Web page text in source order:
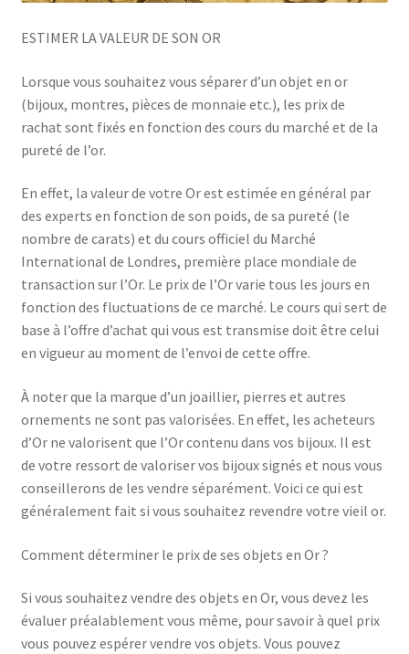
ESTIMER LA VALEUR DE SON OR
Lorsque vous souhaitez vous séparer d’un objet en or
(bijoux, montres, pièces de monnaie etc.), les prix de
rachat sont fixés en fonction des cours du marché et de la
pureté de l’or.
En effet, la valeur de votre Or est estimée en général par
des experts en fonction de son poids, de sa pureté (le
nombre de carats) et du cours officiel du Marché
International de Londres, première place mondiale de
transaction sur l’Or. Le prix de l’Or varie tous les jours en
fonction des fluctuations de ce marché. Le cours qui sert de
base à l’offre d’achat qui vous est transmise doit être celui
en vigueur au moment de l’envoi de cette offre.
À noter que la marque d’un joaillier, pierres et autres
ornements ne sont pas valorisées. En effet, les acheteurs
d’Or ne valorisent que l’Or contenu dans vos bijoux. Il est
de votre ressort de valoriser vos bijoux signés et nous vous
conseillerons de les vendre séparément. Voici ce qui est
généralement fait si vous souhaitez revendre votre vieil or.
Comment déterminer le prix de ses objets en Or ?
Si vous souhaitez vendre des objets en Or, vous devez les
évaluer préalablement vous même, pour savoir à quel prix
vous pouvez espérer vendre vos objets. Vous pouvez